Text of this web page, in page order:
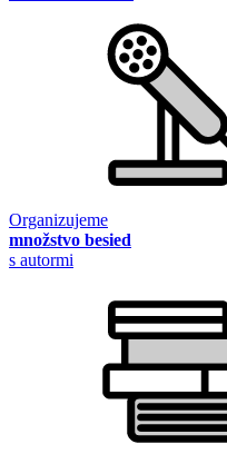
Organizujeme
množstvo besied
s autormi